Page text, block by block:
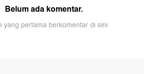
Belum ada komentar.
yang pertama berkomentar di sini